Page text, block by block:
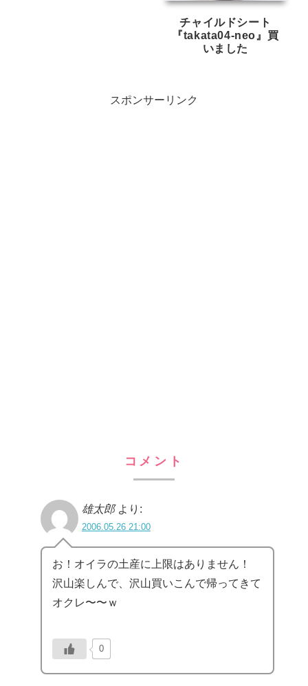
チャイルドシート
『takata04-neo』買
いました
スポンサーリンク
コメント
雄太郎 より:
2006.05.26 21:00
お！オイラの土産に上限はありません！
沢山楽しんで、沢山買いこんで帰ってきて
オクレ〜〜ｗ
0